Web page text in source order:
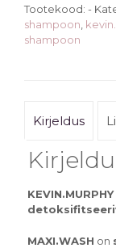
Tootekood: -
shampoon,
shampoon
Kirjeldus
MAXI.WASH on